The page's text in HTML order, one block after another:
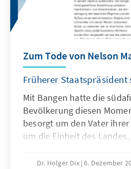
Zum Tode von Nelson
Früherer
Mit Bangen hatte die
Bevölkerung diesen
besorgt um den Vater
um die Einheit des
Dr. Holger Dix 6. Dezember